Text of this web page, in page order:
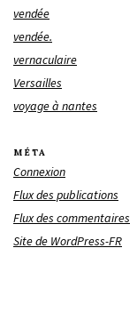
vendée
vendée.
vernaculaire
Versailles
voyage à nantes
MÉTA
Connexion
Flux des publications
Flux des commentaires
Site de WordPress-FR